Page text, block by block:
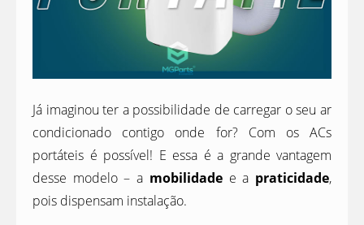
Já imaginou ter a possibilidade de carregar o seu ar
condicionado contigo onde for? Com os ACs
portáteis é possível! E essa é a grande vantagem
desse modelo – a mobilidade e a praticidade,
pois dispensam instalação.